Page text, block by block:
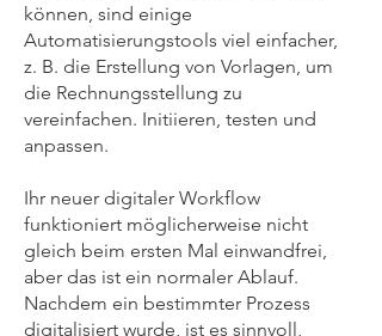
können, sind einige
Automatisierungstools viel einfacher,
z. B. die Erstellung von Vorlagen, um
die Rechnungsstellung zu
vereinfachen. Initiieren, testen und
anpassen.
Ihr neuer digitaler Workflow
funktioniert möglicherweise nicht
gleich beim ersten Mal einwandfrei,
aber das ist ein normaler Ablauf.
Nachdem ein bestimmter Prozess
digitalisiert wurde, ist es sinnvoll,